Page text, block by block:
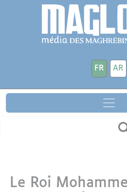
Aller au contenu principal
FR AR
Le Roi
Panneau de gestion des cookies